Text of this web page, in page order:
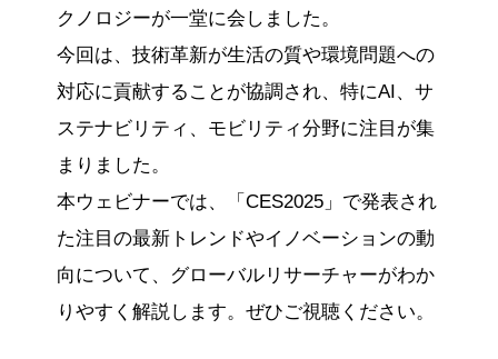
クノロジーが一堂に会しました。
今回は、技術革新が生活の質や環境問題への
対応に貢献することが協調され、特にAI、サ
ステナビリティ、モビリティ分野に注目が集
まりました。
本ウェビナーでは、「CES2025」で発表され
た注目の最新トレンドやイノベーションの動
向について、グローバルリサーチャーがわか
りやすく解説します。ぜひご視聴ください。